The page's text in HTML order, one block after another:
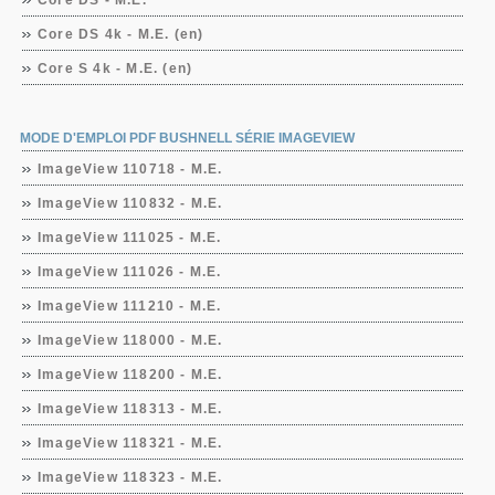
Core DS 4k - M.E. (en)
Core S 4k - M.E. (en)
MODE D'EMPLOI PDF BUSHNELL SÉRIE IMAGEVIEW
ImageView 110718 - M.E.
ImageView 110832 - M.E.
ImageView 111025 - M.E.
ImageView 111026 - M.E.
ImageView 111210 - M.E.
ImageView 118000 - M.E.
ImageView 118200 - M.E.
ImageView 118313 - M.E.
ImageView 118321 - M.E.
ImageView 118323 - M.E.